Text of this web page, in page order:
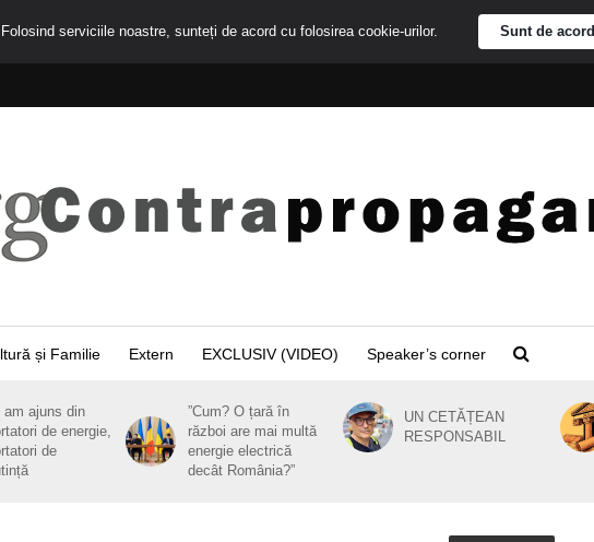
și Familie Extern EXCLUSIV (VIDEO) Speaker’s corner
am ajuns din
de energie,
de
”Cum? O țară în
război are mai multă
energie electrică
decât România?”
UN CETĂȚEAN
RESPONSABIL
serviciile noastre, sunteți de acord cu folosirea cookie-urilor. Sunt de acord